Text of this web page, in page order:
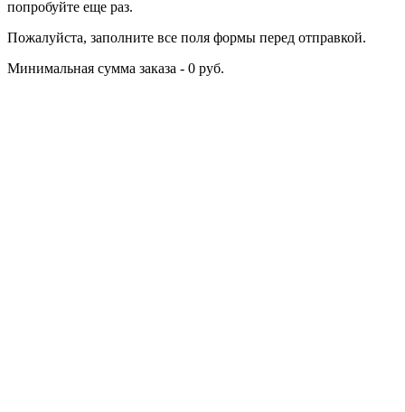
попробуйте еще раз.
Пожалуйста, заполните все поля формы перед отправкой.
Минимальная сумма заказа - 0 руб.